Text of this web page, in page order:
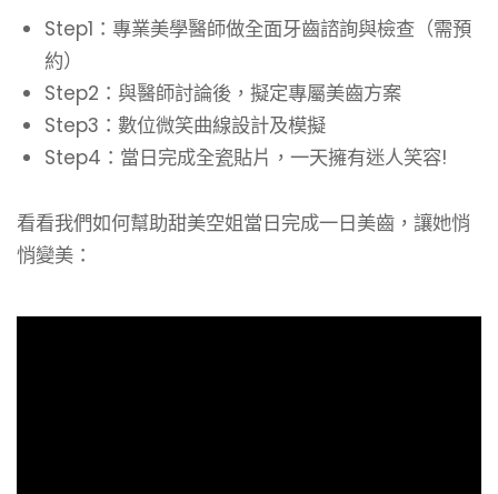
Step1：專業美學醫師做全面牙齒諮詢與檢查（需預
約）
Step2：與醫師討論後，擬定專屬美齒方案
Step3：數位微笑曲線設計及模擬
Step4：當日完成全瓷貼片，一天擁有迷人笑容!
看看我們如何幫助甜美空姐當日完成一日美齒，讓她悄
悄變美：